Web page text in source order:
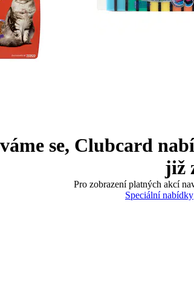
se, Clubcard
již
Pro zobrazení platných akcí
Speciální nabídky